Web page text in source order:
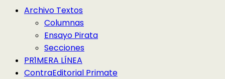
Archivo Textos
Columnas
Ensayo Pirata
Secciones
PR1MERA LÍNEA
ContraEditorial Primate